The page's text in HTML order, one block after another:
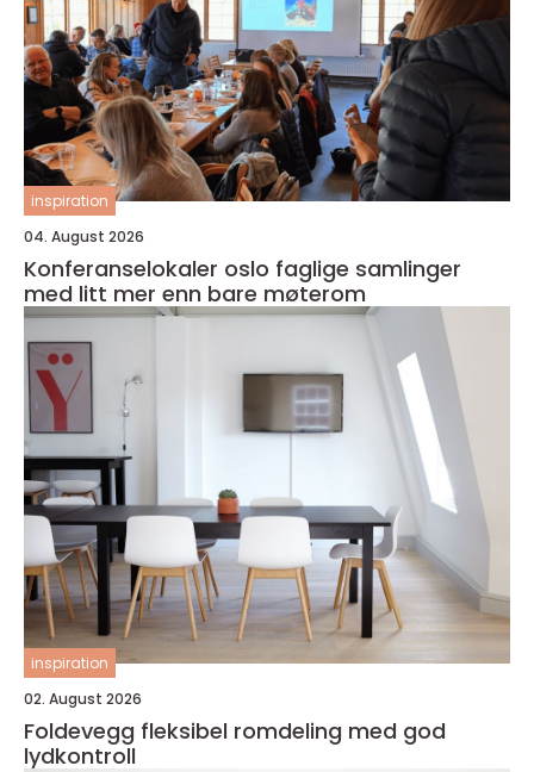
inspiration
04. August 2026
Konferanselokaler oslo faglige samlinger
med litt mer enn bare møterom
inspiration
02. August 2026
Foldevegg fleksibel romdeling med god
lydkontroll